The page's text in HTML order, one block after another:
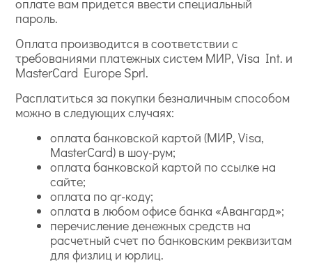
пароль.
Оплата производится в соответствии с
требованиями платежных систем МИР, Visa Int. и
MasterCard Europe Sprl.
Расплатиться за покупки безналичным способом
можно в следующих случаях:
оплата банковской картой (МИР, Visa,
MasterCard) в шоу-рум;
оплата банковской картой по ссылке на
сайте;
оплата по qr-коду;
оплата в любом офисе банка «Авангард»;
перечисление денежных средств на
расчетный счет по банковским реквизитам
для физлиц и юрлиц.